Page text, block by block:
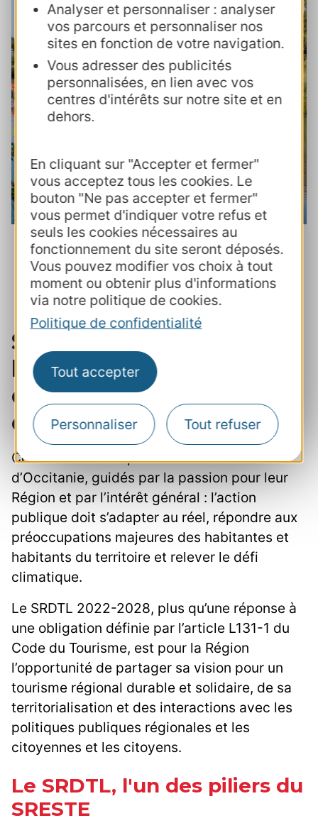
Analyser et personnaliser : analyser
vos parcours et personnaliser nos
sites en fonction de votre navigation.
Vous adresser des publicités
personnalisées, en lien avec vos
centres d'intérêts sur notre site et en
dehors.
En cliquant sur "Accepter et fermer"
vous acceptez tous les cookies. Le
bouton "Ne pas accepter et fermer"
vous permet d'indiquer votre refus et
seuls les cookies nécessaires au
fonctionnement du site seront déposés.
Vous pouvez modifier vos choix à tout
moment ou obtenir plus d'informations
via notre politique de cookies.
Politique de confidentialité
Tout accepter
Personnaliser Tout refuser
Stratégie régionale pour
l'emploi, la souveraineté
et la transformation
écologique
Ce schéma correspond à la vision des élus
d’Occitanie, guidés par la passion pour leur
Région et par l’intérêt général : l’action
publique doit s’adapter au réel, répondre aux
préoccupations majeures des habitantes et
habitants du territoire et relever le défi
climatique.
Le SRDTL 2022-2028, plus qu’une réponse à
une obligation définie par l’article L131-1 du
Code du Tourisme, est pour la Région
l’opportunité de partager sa vision pour un
tourisme régional durable et solidaire, de sa
territorialisation et des interactions avec les
politiques publiques régionales et les
citoyennes et les citoyens.
Le SRDTL, l'un des piliers du
SRESTE